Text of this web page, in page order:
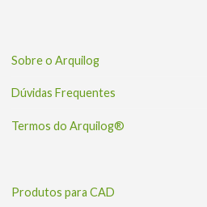
Sobre o Arquilog
Dúvidas Frequentes
Termos do Arquilog®
Produtos para CAD